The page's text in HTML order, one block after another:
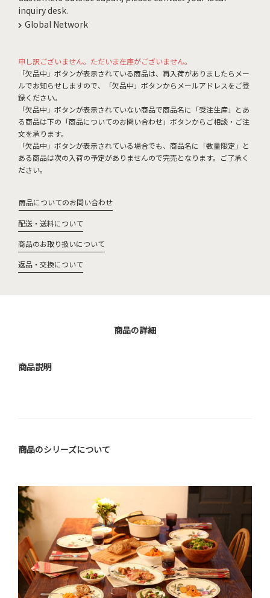
inquiry desk.
Global Network
申し訳ございません。ただいま在庫がございません。
「欠品中」ボタンが表示されている商品は、再入荷がありましたらメー
ルでお知らせしますので、「欠品中」ボタンからメールアドレスをご登
録ください。
「欠品中」ボタンが表示されていない商品で商品名に「受注生産」とあ
る商品は下の「商品についてのお問い合わせ」ボタンからご相談・ご注
文を承ります。
「欠品中」ボタンが表示されている場合でも、商品名に「数量限定」と
ある商品は次の入荷の予定がありませんので完売となります。ご了承く
ださい。
商品についてのお問い合わせ
配送・送料について
商品のお取り扱いについて
返品・交換について
商品の詳細
商品説明
商品のシリーズについて